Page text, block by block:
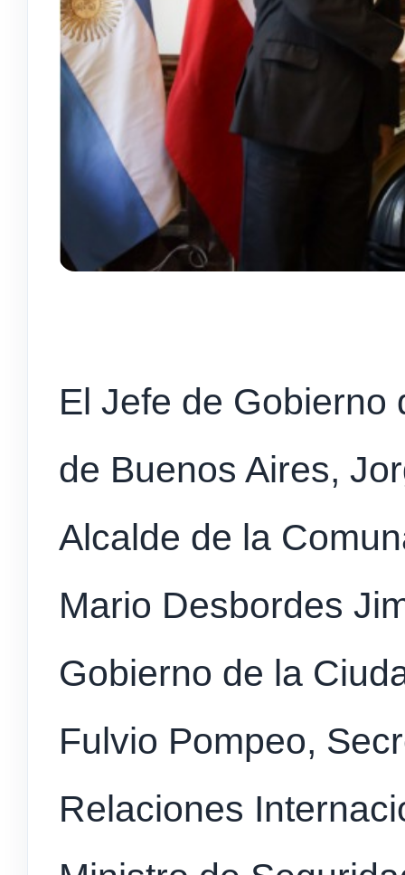
El Jefe de Gobierno
de Buenos Aires,
Alcalde de la
Mario Desbordes
Gobierno de la
Fulvio Pompeo,
Relaciones